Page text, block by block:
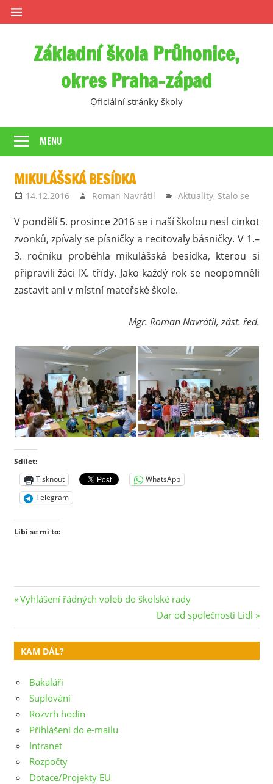
Skip
to
Základní škola Průhonice,
okres Praha-západ
Oficiální stránky školy
MENU
MIKULÁŠSKÁ BESÍDKA
14.12.2016 Roman Navrátil Aktuality, Stalo se
V pondělí 5. prosince 2016 se i naší školou nesl cinkot
zvonků, zpívaly se písničky a recitovaly básničky. V 1.–
3. ročníku proběhla mikulášská besídka, kterou si
připravili žáci IX. třídy. Jako každý rok se neopomněli
zastavit ani v místní mateřské škole.
Mgr. Roman Navrátil, zást. řed.
Sdílet:
Tisknout
WhatsApp
Telegram
Líbí se mi to:
Navigace
pro
příspěvek
Previous
Vyhlášení řádných voleb do školské rady
Next
Post:
Dar od společnosti Lidl
KAM DÁL?
Bakaláři
Suplování
Rozvrh hodin
Přihlášení do e-mailu
Intranet
Rozpočty
Dotace/Projekty EU